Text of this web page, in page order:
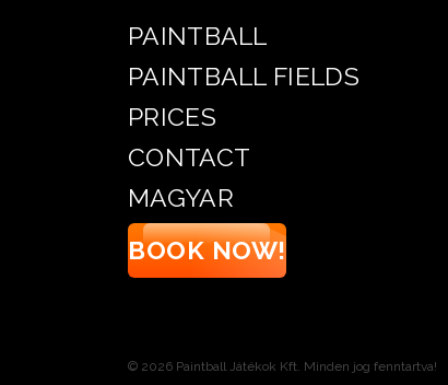
PAINTBALL
PAINTBALL FIELDS
PRICES
CONTACT
MAGYAR
BOOK NOW!
© 2026 Paintball Játékok Kft. Minden jog fenntartva!